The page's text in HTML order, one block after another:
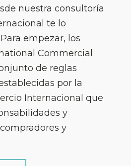
nuestra consultoría
te lo
empezar, los
Commercial
de reglas
por la
Internacional que
y
y